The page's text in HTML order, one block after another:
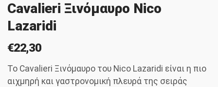
Cavalieri Ξινόμαυρο Nico
Lazaridi
€22,30
Το Cavalieri Ξινόμαυρο του Nico Lazaridi είναι η πιο
αιχμηρή και γαστρονομική πλευρά της σειράς